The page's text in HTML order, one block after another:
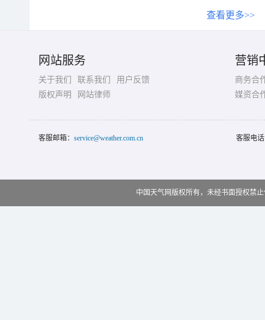
查看更多>>
网站服务
关于我们 联系我们
用户反馈
版权声明
网站律师
营销
商务合
媒资合
客服邮箱： service@weather.com.cn 客服电
中国天气网版权所有，未经书面授权